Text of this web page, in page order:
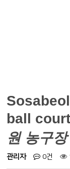
ball court
원 농구장
관리자 0건